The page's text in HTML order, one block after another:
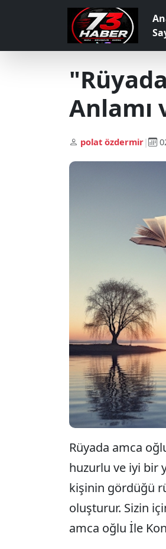
Anlamı
polat özdermir|
Rüyada amca
huzurlu ve iyi bir
kişinin gördüğü
oluşturur. Sizin
amca oğlu İle